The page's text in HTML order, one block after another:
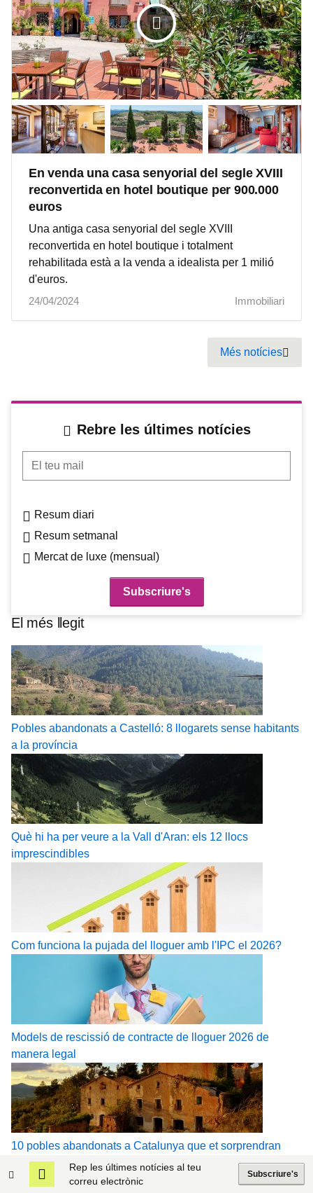
En venda una casa senyorial del segle XVIII
reconvertida en hotel boutique per 900.000
euros
Una antiga casa senyorial del segle XVIII
reconvertida en hotel boutique i totalment
rehabilitada està a la venda a idealista per 1 milió
d'euros.
24/04/2024
Immobiliari
Més notícies
Rep les últimes notícies al teu
correu electrònic
Subscriure's
Rebre les últimes notícies
El teu mail
Resum diari
Resum setmanal
Mercat de luxe (mensual)
El més llegit
Pobles abandonats a Castelló: 8 llogarets sense habitants
a la província
Què hi ha per veure a la Vall d'Aran: els 12 llocs
imprescindibles
Com funciona la pujada del lloguer amb l'IPC el 2026?
Models de rescissió de contracte de lloguer 2026 de
manera legal
10 pobles abandonats a Catalunya que et sorprendran